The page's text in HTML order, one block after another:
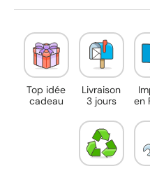
Top idée
cadeau
Livraison
3 jours
en